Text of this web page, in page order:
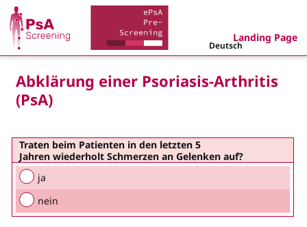
Deutsch
Landing Page
Abklärung einer Psoriasis-Arthritis
(PsA)
Traten beim Patienten in den letzten 5
Jahren wiederholt Schmerzen an Gelenken auf?
ja
nein